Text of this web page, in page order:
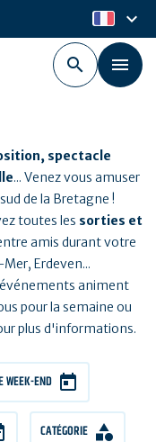
fr
keyboard_arrow_down
spectacle
... Venez vous amuser
de la Bretagne !
toutes les sorties et
amis durant votre
Erdeven...
animent
pour la semaine ou
plus d'informations.
WEEK-END
CATÉGORIE